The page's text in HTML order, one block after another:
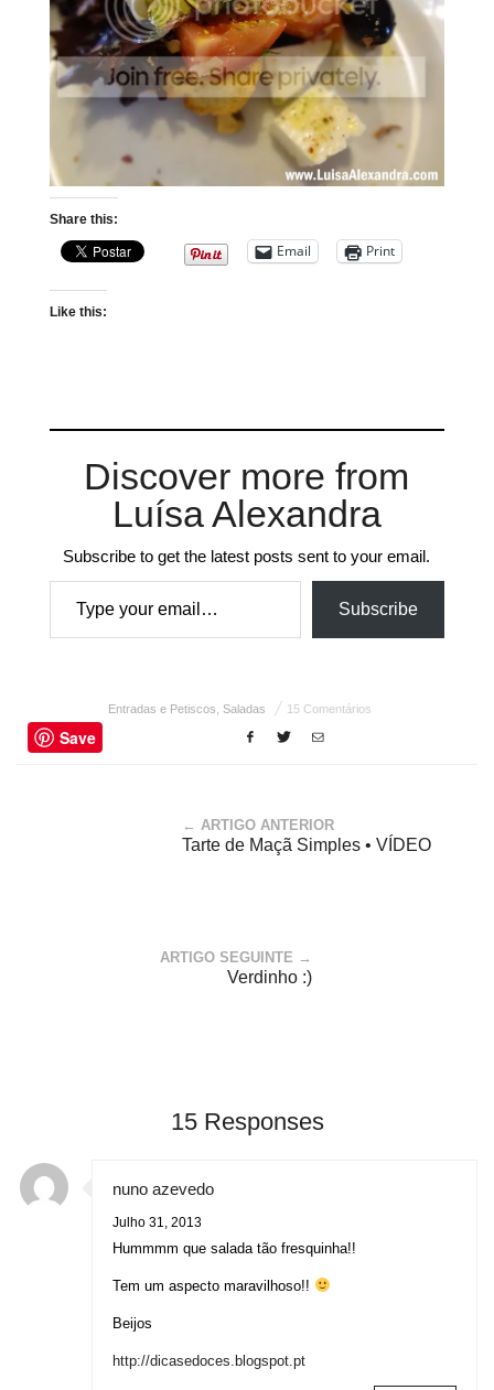
Share this:
Email Print
Like this:
Discover more from
Luísa Alexandra
Subscribe to get the latest posts sent to your email.
Type your email…
Subscribe
Entradas e Petiscos Saladas 15 Comentários
Save
← ARTIGO ANTERIOR
Tarte de Maçã Simples • VÍDEO
ARTIGO SEGUINTE →
Verdinho :)
15 Responses
nuno azevedo
Julho 31, 2013
Hummmm que salada tão fresquinha!!
Tem um aspecto maravilhoso!!
Beijos
http://dicasedoces.blogspot.pt